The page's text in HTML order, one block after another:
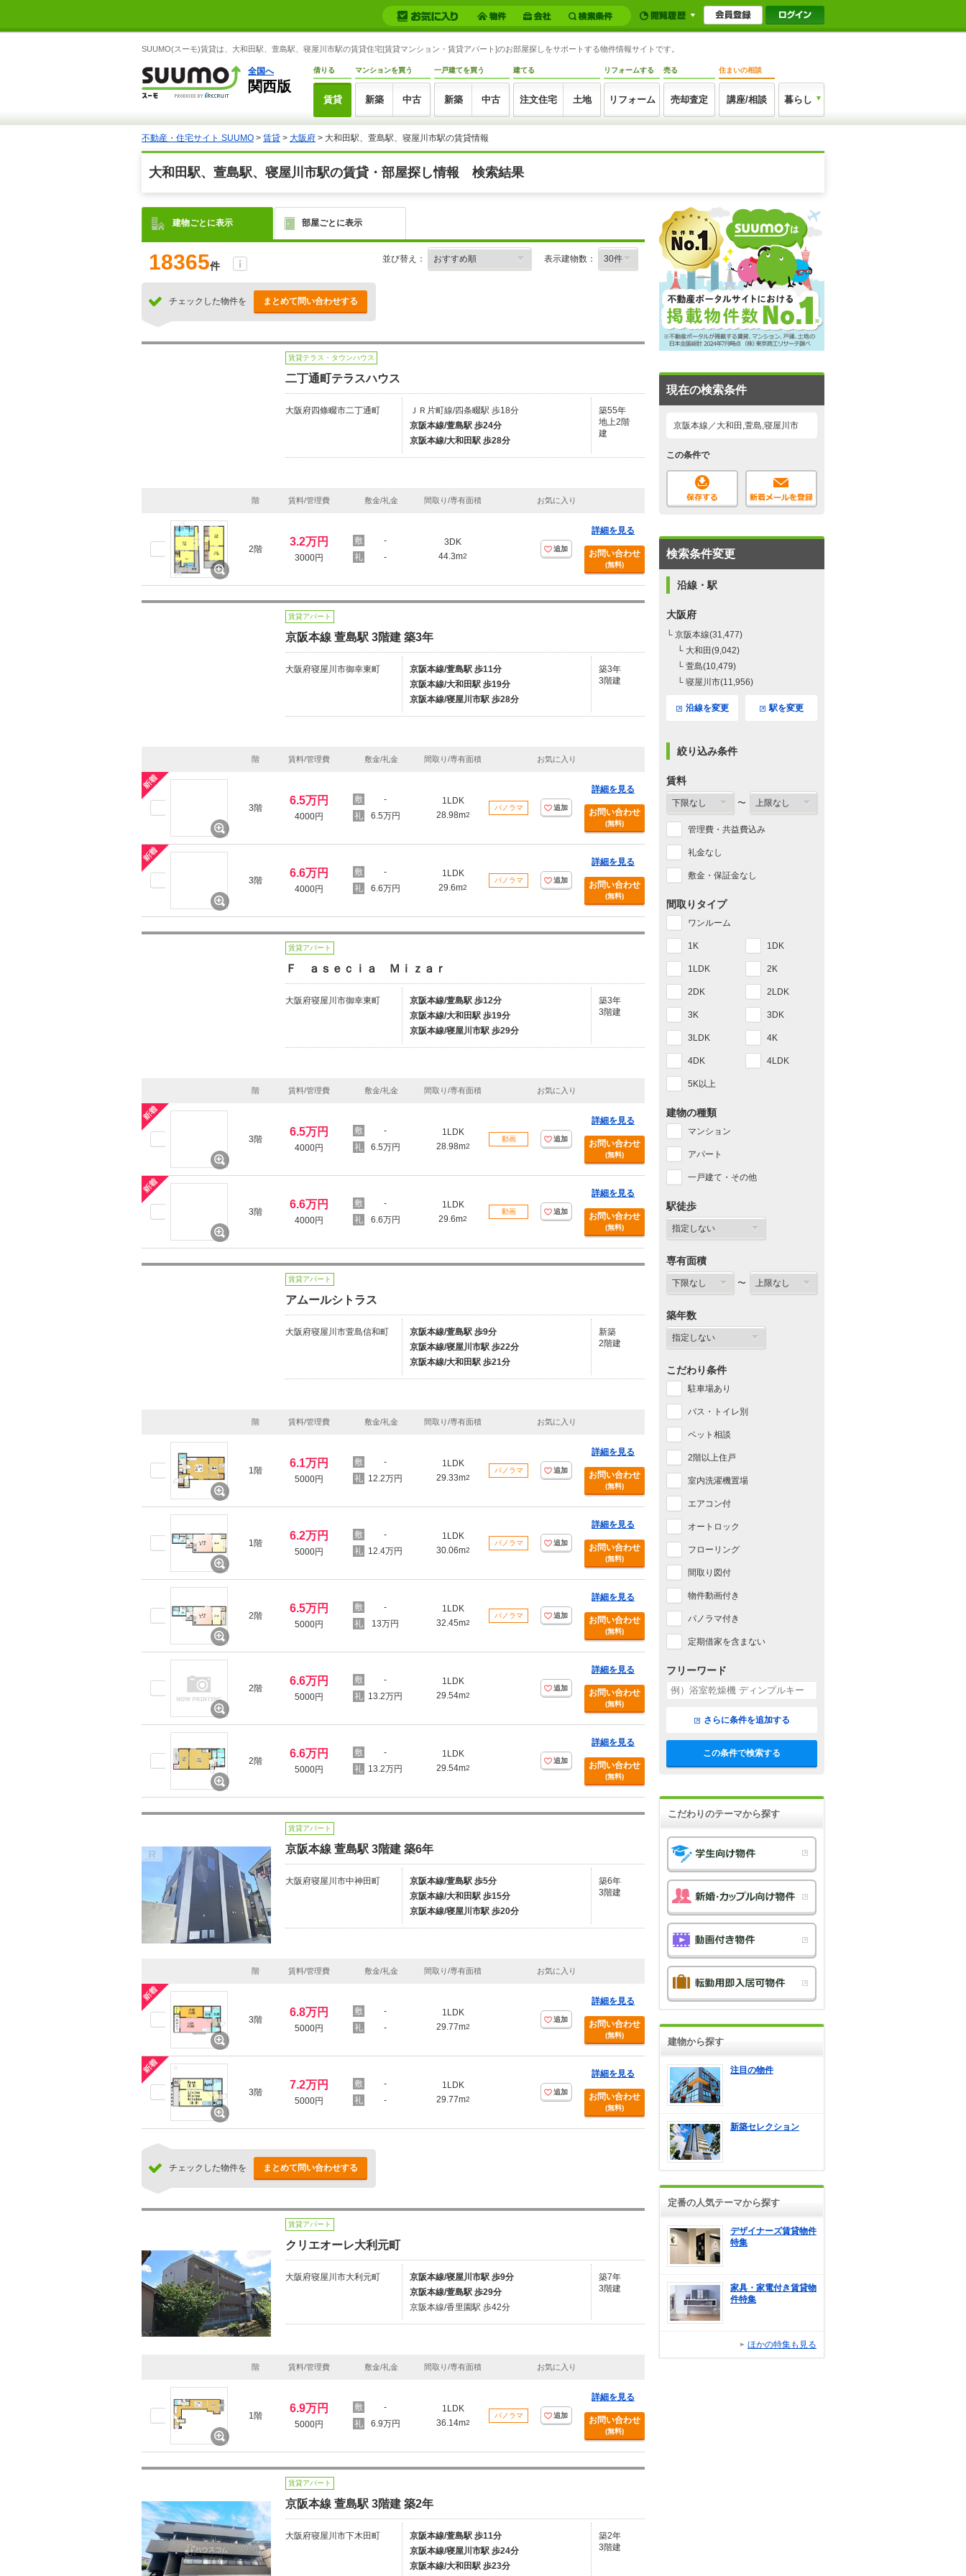
SUUMO(スーモ)賃貸は、大和田駅、萱島駅、寝屋川市駅の賃貸住宅[賃貸マンション・賃貸アパート]のお部屋探しをサポートする物件情報サイトです。
全国へ
関西版
借りる
賃貸
マンションを買う
新築 中古
一戸建てを買う
新築 中古
建てる
注文住宅 土地
リフォームする
リフォーム
売る
売却査定
住まいの相談
講座/相談 暮らし
不動産・住宅サイト SUUMO > 賃貸 > 大阪府 > 大和田駅、萱島駅、寝屋川市駅の賃貸情報
大和田駅、萱島駅、寝屋川市駅の賃貸・部屋探し情報 検索結果
建物ごとに表示 部屋ごとに表示
18365件
並び替え： 表示建物数：
チェックした物件を まとめて問い合わせする
賃貸テラス・タウンハウス
二丁通町テラスハウス
大阪府四條畷市二丁通町
ＪＲ片町線/四条畷駅 歩18分
京阪本線/萱島駅 歩24分
京阪本線/大和田駅 歩28分
築55年
地上2階
建
階 賃料/管理費 敷金/礼金 間取り/専有面積 お気に入り
2階
3.2万円
3000円
-
-
3DK
44.3m2
追加
詳細を見る
お問い合わせ
(無料)
賃貸アパート
京阪本線 萱島駅 3階建 築3年
大阪府寝屋川市御幸東町
京阪本線/萱島駅 歩11分
京阪本線/大和田駅 歩19分
京阪本線/寝屋川市駅 歩28分
築3年
3階建
階 賃料/管理費 敷金/礼金 間取り/専有面積 お気に入り
3階
6.5万円
4000円
-
6.5万円
1LDK
28.98m2
パノラマ 追加
詳細を見る
お問い合わせ
(無料)
3階
6.6万円
4000円
-
6.6万円
1LDK
29.6m2
パノラマ 追加
詳細を見る
お問い合わせ
(無料)
賃貸アパート
Ｆ ａｓｅｃｉａ Ｍｉｚａｒ
大阪府寝屋川市御幸東町
京阪本線/萱島駅 歩12分
京阪本線/大和田駅 歩19分
京阪本線/寝屋川市駅 歩29分
築3年
3階建
階 賃料/管理費 敷金/礼金 間取り/専有面積 お気に入り
3階
6.5万円
4000円
-
6.5万円
1LDK
28.98m2
動画 追加
詳細を見る
お問い合わせ
(無料)
3階
6.6万円
4000円
-
6.6万円
1LDK
29.6m2
動画 追加
詳細を見る
お問い合わせ
(無料)
賃貸アパート
アムールシトラス
大阪府寝屋川市萱島信和町
京阪本線/萱島駅 歩9分
京阪本線/寝屋川市駅 歩22分
京阪本線/大和田駅 歩21分
新築
2階建
階 賃料/管理費 敷金/礼金 間取り/専有面積 お気に入り
1階
6.1万円
5000円
-
12.2万円
1LDK
29.33m2
パノラマ 追加
詳細を見る
お問い合わせ
(無料)
1階
6.2万円
5000円
-
12.4万円
1LDK
30.06m2
パノラマ 追加
詳細を見る
お問い合わせ
(無料)
2階
6.5万円
5000円
-
13万円
1LDK
32.45m2
パノラマ 追加
詳細を見る
お問い合わせ
(無料)
2階
6.6万円
5000円
-
13.2万円
1LDK
29.54m2
追加
詳細を見る
お問い合わせ
(無料)
2階
6.6万円
5000円
-
13.2万円
1LDK
29.54m2
追加
詳細を見る
お問い合わせ
(無料)
賃貸アパート
京阪本線 萱島駅 3階建 築6年
大阪府寝屋川市中神田町
京阪本線/萱島駅 歩5分
京阪本線/大和田駅 歩15分
京阪本線/寝屋川市駅 歩20分
築6年
3階建
階 賃料/管理費 敷金/礼金 間取り/専有面積 お気に入り
3階
6.8万円
5000円
-
-
1LDK
29.77m2
追加
詳細を見る
お問い合わせ
(無料)
3階
7.2万円
5000円
-
-
1LDK
29.77m2
追加
詳細を見る
お問い合わせ
(無料)
チェックした物件を まとめて問い合わせする
賃貸アパート
クリエオーレ大利元町
大阪府寝屋川市大利元町
京阪本線/寝屋川市駅 歩9分
京阪本線/萱島駅 歩29分
京阪本線/香里園駅 歩42分
築7年
3階建
階 賃料/管理費 敷金/礼金 間取り/専有面積 お気に入り
1階
6.9万円
5000円
-
6.9万円
1LDK
36.14m2
パノラマ 追加
詳細を見る
お問い合わせ
(無料)
賃貸アパート
京阪本線 萱島駅 3階建 築2年
大阪府寝屋川市下木田町
京阪本線/萱島駅 歩11分
京阪本線/寝屋川市駅 歩24分
京阪本線/大和田駅 歩23分
築2年
3階建
現在の検索条件
京阪本線／大和田,萱島,寝屋川市
この条件で
検索条件変更
沿線・駅
大阪府
└ 京阪本線(31,477)
└ 大和田(9,042)
└ 萱島(10,479)
└ 寝屋川市(11,956)
沿線を変更 駅を変更
絞り込み条件
賃料
〜
管理費・共益費込み
礼金なし
敷金・保証金なし
間取りタイプ
ワンルーム
1K 1DK
1LDK 2K
2DK 2LDK
3K 3DK
3LDK 4K
4DK 4LDK
5K以上
建物の種類
マンション
アパート
一戸建て・その他
駅徒歩
専有面積
〜
築年数
こだわり条件
駐車場あり
バス・トイレ別
ペット相談
2階以上住戸
室内洗濯機置場
エアコン付
オートロック
フローリング
間取り図付
物件動画付き
パノラマ付き
定期借家を含まない
フリーワード
さらに条件を追加する
この条件で検索する
こだわりのテーマから探す
建物から探す
注目の物件
新築セレクション
定番の人気テーマから探す
デザイナーズ賃貸物件
特集
家具・家電付き賃貸物
件特集
ほかの特集も見る